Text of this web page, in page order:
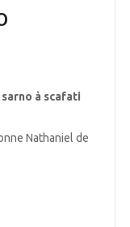
à scafati
Nathaniel de